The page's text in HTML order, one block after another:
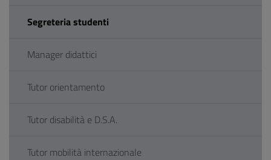
Segreteria studenti
Manager didattici
Tutor orientamento
Tutor disabilità e D.S.A.
Tutor mobilità internazionale